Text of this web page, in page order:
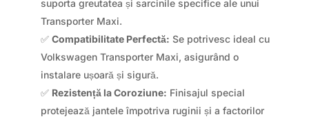
suporta greutatea și sarcinile specifice ale unui
Transporter Maxi.
✅ Compatibilitate Perfectă: Se potrivesc ideal cu
Volkswagen Transporter Maxi, asigurând o
instalare ușoară și sigură.
✅ Rezistență la Coroziune: Finisajul special
protejează jantele împotriva ruginii și a factorilor